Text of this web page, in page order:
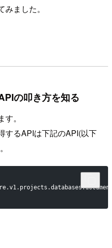
ました。
の叩き方を知る
。
するAPIは下記のAPI(以下